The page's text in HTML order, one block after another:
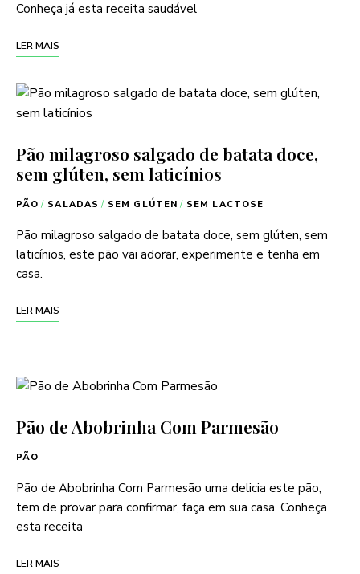
Conheça já esta receita saudável
LER MAIS
Pão milagroso salgado de batata doce,
sem glúten, sem laticínios
PÃO / SALADAS / SEM GLÚTEN / SEM LACTOSE
Pão milagroso salgado de batata doce, sem glúten, sem
laticínios, este pão vai adorar, experimente e tenha em
casa.
LER MAIS
Pão de Abobrinha Com Parmesão
PÃO
Pão de Abobrinha Com Parmesão uma delicia este pão,
tem de provar para confirmar, faça em sua casa. Conheça
esta receita
LER MAIS